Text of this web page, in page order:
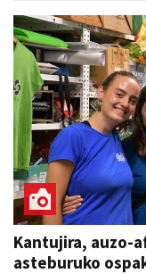
Kantujira, auzo-
asteburuko